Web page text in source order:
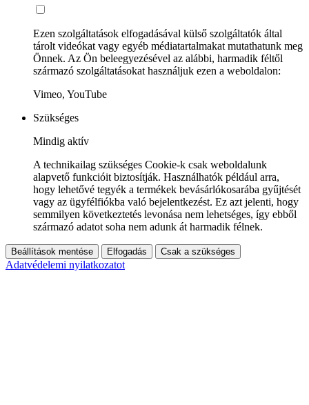
Ezen szolgáltatások elfogadásával külső szolgáltatók által
tárolt videókat vagy egyéb médiatartalmakat mutathatunk meg
Önnek. Az Ön beleegyezésével az alábbi, harmadik féltől
származó szolgáltatásokat használjuk ezen a weboldalon:
Vimeo, YouTube
Szükséges
Mindig aktív
A technikailag szükséges Cookie-k csak weboldalunk
alapvető funkcióit biztosítják. Használhatók például arra,
hogy lehetővé tegyék a termékek bevásárlókosarába gyűjtését
vagy az ügyfélfiókba való bejelentkezést. Ez azt jelenti, hogy
semmilyen következtetés levonása nem lehetséges, így ebből
származó adatot soha nem adunk át harmadik félnek.
Beállítások mentése Elfogadás Csak a szükséges
Adatvédelemi nyilatkozatot